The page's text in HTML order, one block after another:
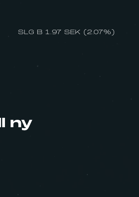
SLG B 1.97 SEK (2.07%)
ny